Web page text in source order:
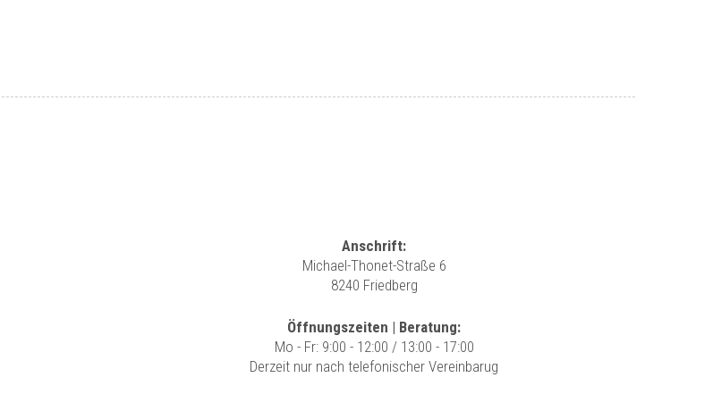
Anschrift:
Michael-Thonet-Straße 6
8240 Friedberg
Öffnungszeiten | Beratung:
Mo - Fr: 9:00 - 12:00 / 13:00 - 17:00
Derzeit nur nach telefonischer Vereinbarug